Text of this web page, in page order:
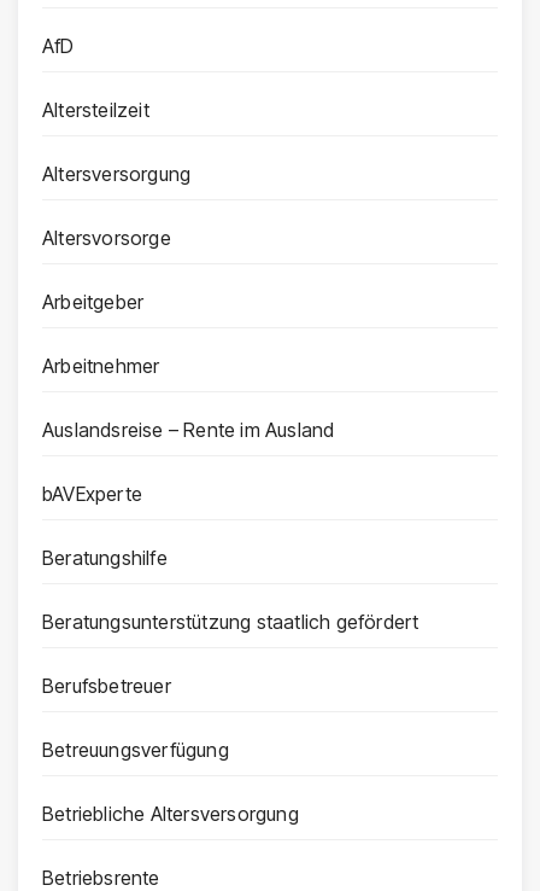
AfD
Altersteilzeit
Altersversorgung
Altersvorsorge
Arbeitgeber
Arbeitnehmer
Auslandsreise – Rente im Ausland
bAVExperte
Beratungshilfe
Beratungsunterstützung staatlich gefördert
Berufsbetreuer
Betreuungsverfügung
Betriebliche Altersversorgung
Betriebsrente